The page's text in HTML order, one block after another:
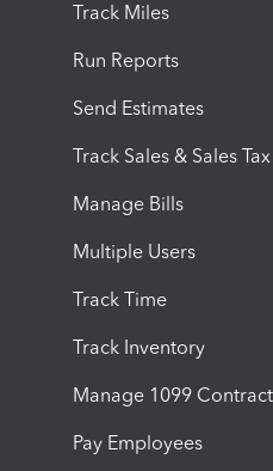
Track Miles
Run Reports
Send Estimates
Track Sales & Sales Tax
Manage Bills
Multiple Users
Track Time
Track Inventory
Manage 1099
Pay Employees